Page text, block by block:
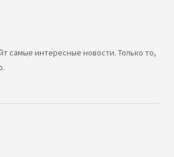
самые интересные новости. Только то,